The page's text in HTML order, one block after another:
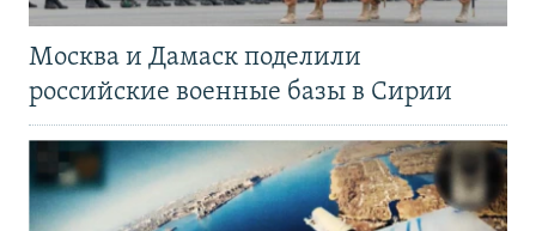
Москва и Дамаск поделили
российские военные базы в Сирии